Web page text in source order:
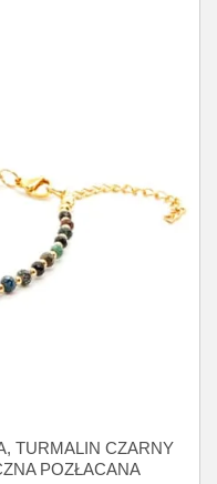
TURMALIN CZARNY
POZŁACANA